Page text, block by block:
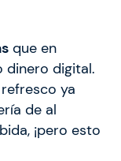
que en
dinero digital.
ya
de al
¡pero esto